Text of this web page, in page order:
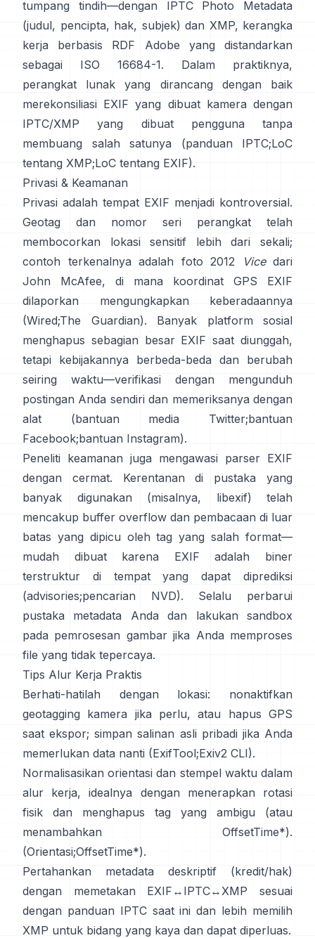
tumpang tindih—denganIPTC Photo Metadata
(judul, pencipta, hak, subjek) dan XMP, kerangka
kerja berbasis RDF Adobe yang distandarkan
sebagai ISO 16684-1. Dalam praktiknya,
perangkat lunak yang dirancang dengan baik
merekonsiliasi EXIF yang dibuat kamera dengan
IPTC/XMP yang dibuat pengguna tanpa
membuang salah satunya (panduan IPTC;LoC
tentang XMP;LoC tentang EXIF).
Privasi & Keamanan
Privasi adalah tempat EXIF menjadi kontroversial.
Geotag dan nomor seri perangkat telah
membocorkan lokasi sensitif lebih dari sekali;
contoh terkenalnya adalah foto 2012
Vicedari
John McAfee, di mana koordinat GPS EXIF
dilaporkan mengungkapkan keberadaannya
(Wired;The Guardian). Banyak platform sosial
menghapus sebagian besar EXIF saat diunggah,
tetapi kebijakannya berbeda-beda dan berubah
seiring waktu—verifikasi dengan mengunduh
postingan Anda sendiri dan memeriksanya dengan
alat (bantuan media Twitter;bantuan
Facebook;bantuan Instagram).
Peneliti keamanan juga mengawasi parser EXIF
dengan cermat. Kerentanan di pustaka yang
banyak digunakan (misalnya, libexif) telah
mencakup buffer overflow dan pembacaan di luar
batas yang dipicu oleh tag yang salah format—
mudah dibuat karena EXIF adalah biner
terstruktur di tempat yang dapat diprediksi
(advisories;pencarian NVD). Selalu perbarui
pustaka metadata Anda dan lakukan sandbox
pada pemrosesan gambar jika Anda memproses
file yang tidak tepercaya.
Tips Alur Kerja Praktis
Berhati-hatilah dengan lokasi: nonaktifkan
geotagging kamera jika perlu, atau hapus GPS
saat ekspor; simpan salinan asli pribadi jika Anda
memerlukan data nanti (ExifTool;Exiv2 CLI).
Normalisasikan orientasi dan stempel waktu dalam
alur kerja, idealnya dengan menerapkan rotasi
fisik dan menghapus tag yang ambigu (atau
menambahkan OffsetTime*).
(Orientasi;OffsetTime*).
Pertahankan metadata deskriptif (kredit/hak)
dengan memetakan EXIF↔IPTC↔XMP sesuai
dengan panduan IPTCsaat ini dan lebih memilih
XMP untuk bidang yang kaya dan dapat diperluas.